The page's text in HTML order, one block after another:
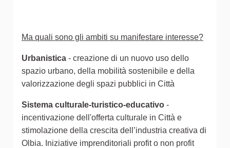
Ma quali sono gli ambiti su manifestare interesse?
Urbanistica - creazione di un nuovo uso dello
spazio urbano, della mobilità sostenibile e della
valorizzazione degli spazi pubblici in Città
Sistema culturale-turistico-educativo -
incentivazione dell'offerta culturale in Città e
stimolazione della crescita dell’industria creativa di
Olbia. Iniziative imprenditoriali profit o non profit